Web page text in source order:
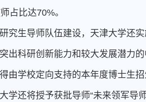
占比达70%。
究生导师队伍建设，天津大学还
出科研创新能力和较大发展潜力
由学校定向支持的本年度博士生
学还将授予获批导师“未来领军导